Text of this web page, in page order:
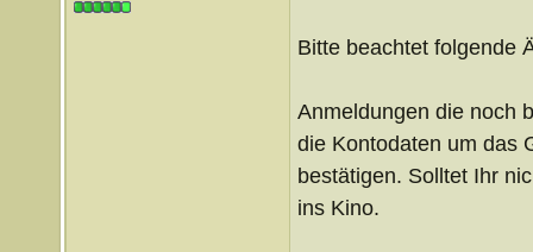
Bitte beachtet folgende
Anmeldungen die noch
die Kontodaten um das
bestätigen. Solltet Ihr
ins Kino.